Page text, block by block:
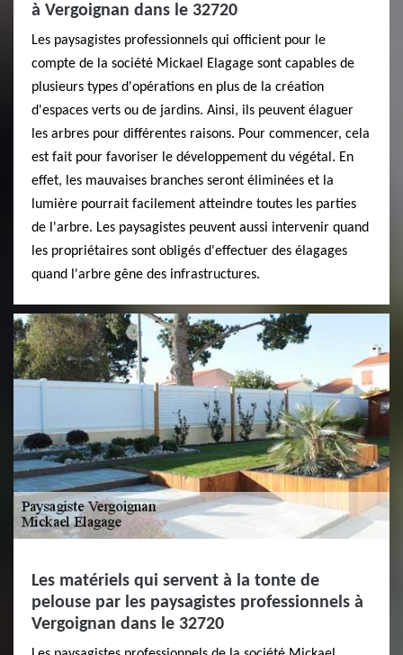
à Vergoignan dans le 32720
Les paysagistes professionnels qui officient pour le
compte de la société Mickael Elagage sont capables de
plusieurs types d'opérations en plus de la création
d'espaces verts ou de jardins. Ainsi, ils peuvent élaguer
les arbres pour différentes raisons. Pour commencer, cela
est fait pour favoriser le développement du végétal. En
effet, les mauvaises branches seront éliminées et la
lumière pourrait facilement atteindre toutes les parties
de l'arbre. Les paysagistes peuvent aussi intervenir quand
les propriétaires sont obligés d'effectuer des élagages
quand l'arbre gêne des infrastructures.
Les matériels qui servent à la tonte de
pelouse par les paysagistes professionnels à
Vergoignan dans le 32720